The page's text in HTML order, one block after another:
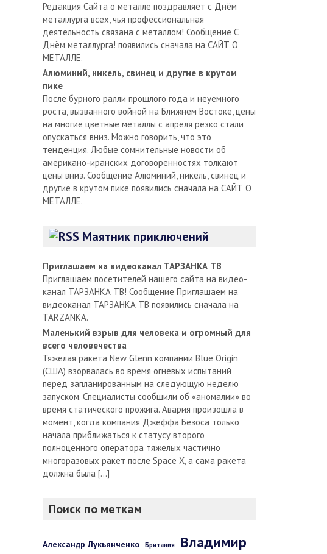
Редакция Сайта о металле поздравляет с Днём
металлурга всех, чья профессиональная
деятельность связана с металлом! Сообщение С
Днём металлурга! появились сначала на САЙТ О
МЕТАЛЛЕ.
Алюминий, никель, свинец и другие в крутом
пике
После бурного ралли прошлого года и неуемного
роста, вызванного войной на Ближнем Востоке, цены
на многие цветные металлы с апреля резко стали
опускаться вниз. Можно говорить, что это
тенденция. Любые сомнительные новости об
американо-иранских договоренностях толкают
цены вниз. Сообщение Алюминий, никель, свинец и
другие в крутом пике появились сначала на САЙТ О
МЕТАЛЛЕ.
Маятник приключений
Приглашаем на видеоканал ТАРЗАНКА ТВ
Приглашаем посетителей нашего сайта на видео-
канал ТАРЗАНКА ТВ! Сообщение Приглашаем на
видеоканал ТАРЗАНКА ТВ появились сначала на
TARZANKA.
Маленький взрыв для человека и огромный для
всего человечества
Тяжелая ракета New Glenn компании Blue Origin
(США) взорвалась во время огневых испытаний
перед запланированным на следующую неделю
запуском. Специалисты сообщили об «аномалии» во
время статического прожига. Авария произошла в
момент, когда компания Джеффа Безоса только
начала приближаться к статусу второго
полноценного оператора тяжелых частично
многоразовых ракет после Space X, а сама ракета
должна была […]
Поиск по меткам
Александр Лукьянченко Британия Владимир